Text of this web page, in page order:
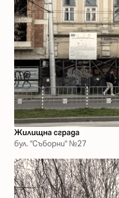
Жилищна сграда
бул. "Съборни" №27